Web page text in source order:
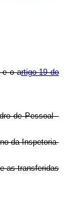
e o artigo 19 do
de Pessoal -
da Inspetoria-
as transferidas